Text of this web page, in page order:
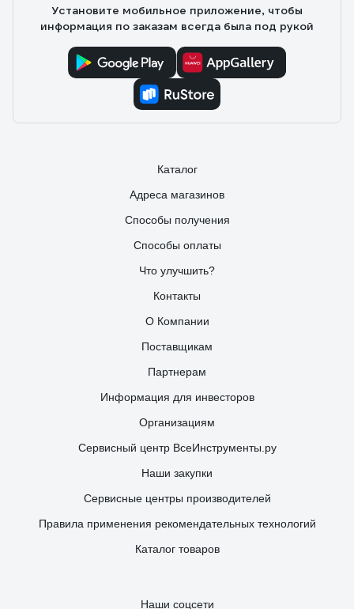
Установите мобильное приложение, чтобы
информация по заказам всегда была под рукой
Каталог
Адреса магазинов
Способы получения
Способы оплаты
Что улучшить?
Контакты
О Компании
Поставщикам
Партнерам
Информация для инвесторов
Организациям
Сервисный центр ВсеИнструменты.ру
Наши закупки
Сервисные центры производителей
Правила применения рекомендательных технологий
Каталог товаров
Наши соцсети